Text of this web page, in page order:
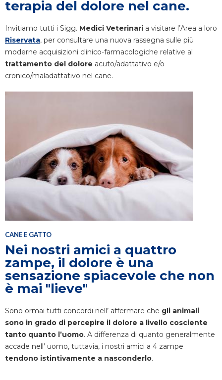
terapia del dolore nel cane.
Invitiamo tutti i Sigg. Medici Veterinari a visitare l’Area a loro
Riservata, per consultare una nuova rassegna sulle più
moderne acquisizioni clinico-farmacologiche relative al
trattamento del dolore acuto/adattativo e/o
cronico/maladattativo nel cane.
CANE E GATTO
Nei nostri amici a quattro
zampe, il dolore è una
sensazione spiacevole che non
è mai "lieve"
Sono ormai tutti concordi nell’ affermare che gli animali
sono in grado di percepire il dolore a livello cosciente
tanto quanto l’uomo. A differenza di quanto generalmente
accade nell’ uomo, tuttavia, i nostri amici a 4 zampe
tendono istintivamente a nasconderlo.